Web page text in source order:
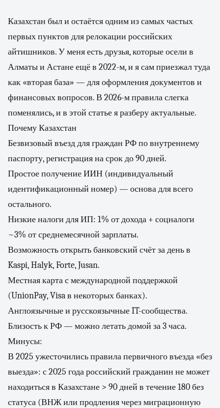
Казахстан был и остаётся одним из самых частых
первых пунктов для релокации российских
айтишников. У меня есть друзья, которые осели в
Алматы и Астане ещё в 2022-м, и я сам приезжал туда
как «вторая база» — для оформления документов и
финансовых вопросов. В 2026-м правила слегка
поменялись, и в этой статье я разберу актуальные.
Почему Казахстан
Безвизовый въезд для граждан РФ по внутреннему
паспорту, регистрация на срок до 90 дней.
Простое получение ИИН (индивидуальный
идентификационный номер) — основа для всего
остального.
Низкие налоги для ИП: 1% от дохода + соцналоги
~3% от среднемесячной зарплаты.
Возможность открыть банковский счёт за день в
Kaspi, Halyk, Forte, Jusan.
Местная карта с международной поддержкой
(UnionPay, Visa в некоторых банках).
Англоязычные и русскоязычные IT-сообщества.
Близость к РФ — можно летать домой за 3 часа.
Минусы:
В 2025 ужесточились правила первичного въезда «без
выезда»: с 2025 года российский гражданин не может
находиться в Казахстане > 90 дней в течение 180 без
статуса (ВНЖ или продления через миграционную